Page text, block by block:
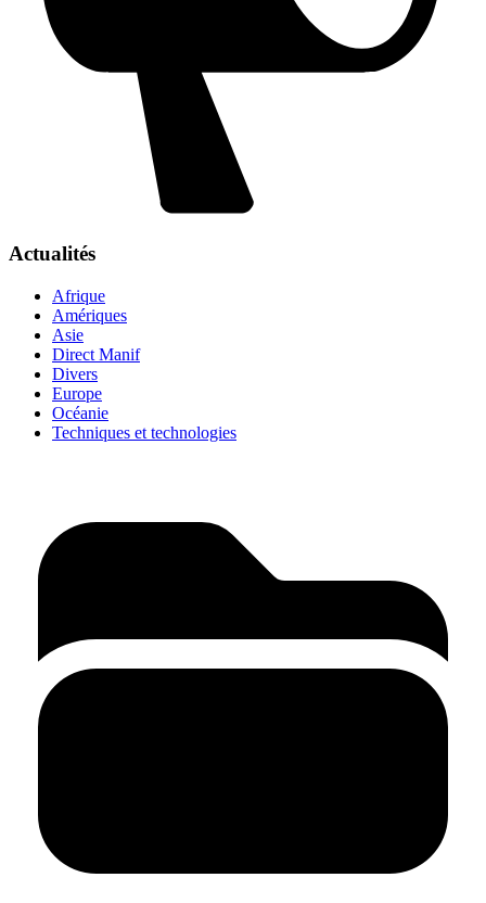
Actualités
Afrique
Amériques
Asie
Direct Manif
Divers
Europe
Océanie
Techniques et technologies